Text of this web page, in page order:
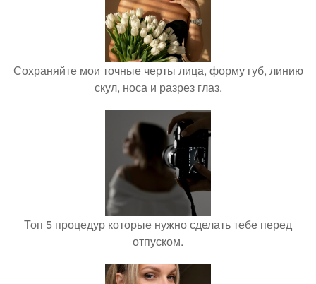
Сохраняйте мои точные черты лица, форму губ, линию
скул, носа и разрез глаз.
Топ 5 процедур которые нужно сделать тебе перед
отпуском.